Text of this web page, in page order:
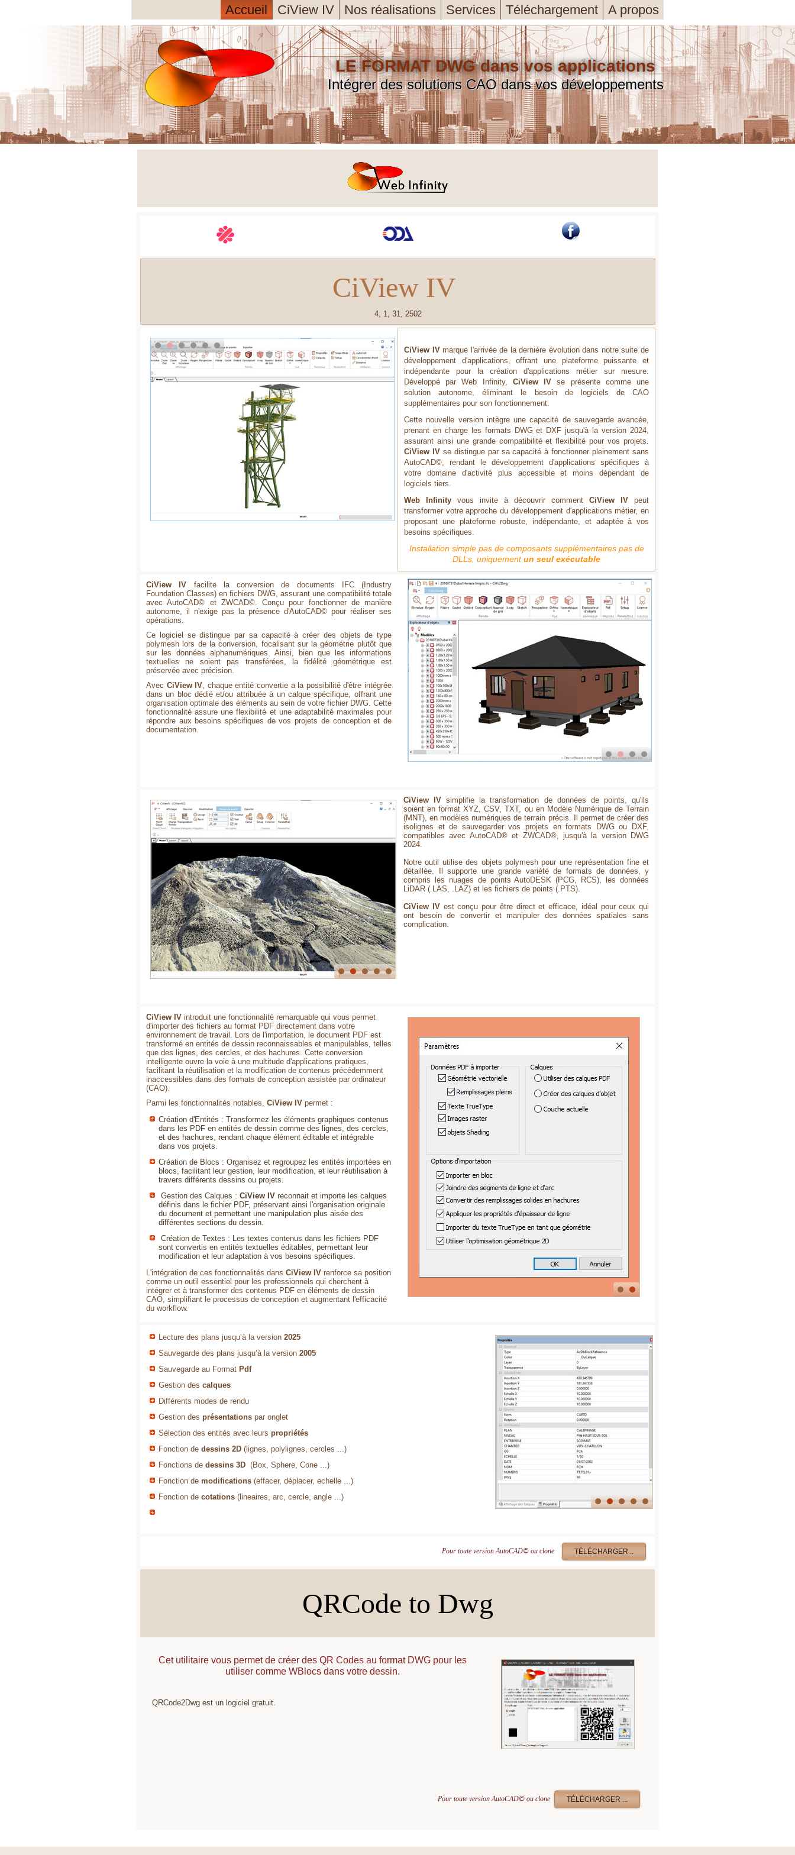
Accueil CiView IV Nos réalisations Services Téléchargement A propos
ont été développées afin de répondre à des demandes courantes ou des besoins spécifiques d'utilisateur.
intégrées, modifiées ou cachées suivant vos demandes.
faire votre outil de visualisation/suivi adapté à votre métier.
LE FORMAT DWG dans vos applications
Intégrer des solutions CAO dans vos développements
CiView IV
4, 1, 31, 2502
CiView IV marque l'arrivée de la dernière évolution dans notre suite de
développement d'applications, offrant une plateforme puissante et
indépendante pour la création d'applications métier sur mesure.
Développé par Web Infinity,
CiView IV
se présente comme une
solution autonome, éliminant le besoin de logiciels de CAO
supplémentaires pour son fonctionnement.
Cette nouvelle version intègre une capacité de sauvegarde avancée,
prenant en charge les formats DWG et DXF jusqu'à la version 2024,
assurant ainsi une grande compatibilité et flexibilité pour vos projets.
CiView IV se distingue par sa capacité à fonctionner pleinement sans
AutoCAD©, rendant le développement d'applications spécifiques à
votre domaine d'activité plus accessible et moins dépendant de
logiciels tiers.
Web Infinity
vous invite à découvrir comment CiView IV
peut
transformer votre approche du développement d'applications métier, en
proposant une plateforme robuste, indépendante, et adaptée à vos
besoins spécifiques.
Installation simple pas de composants supplémentaires pas de
DLLs, uniquementun seul exécutable
CiView IV facilite la conversion de documents IFC (Industry
Foundation Classes) en fichiers DWG, assurant une compatibilité totale
avec AutoCAD© et ZWCAD©. Conçu pour fonctionner de manière
autonome, il n'exige pas la présence d'AutoCAD© pour réaliser ses
opérations.
Ce logiciel se distingue par sa capacité à créer des objets de type
polymesh lors de la conversion, focalisant sur la géométrie plutôt que
sur les données alphanumériques. Ainsi, bien que les informations
textuelles ne soient pas transférées, la fidélité géométrique est
préservée avec précision.
Avec CiView IV, chaque entité convertie a la possibilité d'être intégrée
dans un bloc dédié et/ou attribuée à un calque spécifique, offrant une
organisation optimale des éléments au sein de votre fichier DWG. Cette
fonctionnalité assure une flexibilité et une adaptabilité maximales pour
répondre aux besoins spécifiques de vos projets de conception et de
documentation.
CiView IV simplifie la transformation de données de points, qu'ils
soient en format XYZ, CSV, TXT, ou en Modèle Numérique de Terrain
(MNT), en modèles numériques de terrain précis. Il permet de créer des
isolignes et de sauvegarder vos projets en formats DWG ou DXF,
compatibles avec AutoCAD® et ZWCAD®, jusqu'à la version DWG
2024.
Notre outil utilise des objets polymesh pour une représentation fine et
détaillée. Il supporte une grande variété de formats de données, y
compris les nuages de points AutoDESK (PCG, RCS), les données
LiDAR (.LAS, .LAZ) et les fichiers de points (.PTS).
CiView IV est conçu pour être direct et efficace, idéal pour ceux qui
ont besoin de convertir et manipuler des données spatiales sans
complication.
CiView IV introduit une fonctionnalité remarquable qui vous permet
d'importer des fichiers au format PDF directement dans votre
environnement de travail. Lors de l'importation, le document PDF est
transformé en entités de dessin reconnaissables et manipulables, telles
que des lignes, des cercles, et des hachures. Cette conversion
intelligente ouvre la voie à une multitude d'applications pratiques,
facilitant la réutilisation et la modification de contenus précédemment
inaccessibles dans des formats de conception assistée par ordinateur
(CAO).
Parmi les fonctionnalités notables, CiView IV permet :
Création d'Entités : Transformez les éléments graphiques contenus
dans les PDF en entités de dessin comme des lignes, des cercles,
et des hachures, rendant chaque élément éditable et intégrable
dans vos projets.
Création de Blocs : Organisez et regroupez les entités importées en
blocs, facilitant leur gestion, leur modification, et leur réutilisation à
travers différents dessins ou projets.
Gestion des Calques : CiView IV reconnait et importe les calques
définis dans le fichier PDF, préservant ainsi l'organisation originale
du document et permettant une manipulation plus aisée des
différentes sections du dessin.
Création de Textes : Les textes contenus dans les fichiers PDF
sont convertis en entités textuelles éditables, permettant leur
modification et leur adaptation à vos besoins spécifiques.
L'intégration de ces fonctionnalités dans CiView IV renforce sa position
comme un outil essentiel pour les professionnels qui cherchent à
intégrer et à transformer des contenus PDF en éléments de dessin
CAO, simplifiant le processus de conception et augmentant l'efficacité
du workflow.
Lecture des plans jusqu’à la version 2025
Sauvegarde des plans jusqu’à la version 2005
Sauvegarde au Format Pdf
Gestion des calques
Différents modes de rendu
Gestion des présentations par onglet
Sélection des entités avec leurs propriétés
Fonction de dessins 2D (lignes, polylignes, cercles ...)
Fonctions de dessins 3D (Box, Sphere, Cone ...)
Fonction de modifications (effacer, déplacer, echelle ...)
Fonction de cotations (lineaires, arc, cercle, angle ...)
Pour toute version AutoCAD© ou clone TÉLÉCHARGER ..
QRCode to Dwg
Cet utilitaire vous permet de créer des QR Codes au format DWG pour les
utiliser comme WBlocs dans votre dessin.
QRCode2Dwg est un logiciel gratuit.
Pour toute version AutoCAD© ou clone TÉLÉCHARGER ...